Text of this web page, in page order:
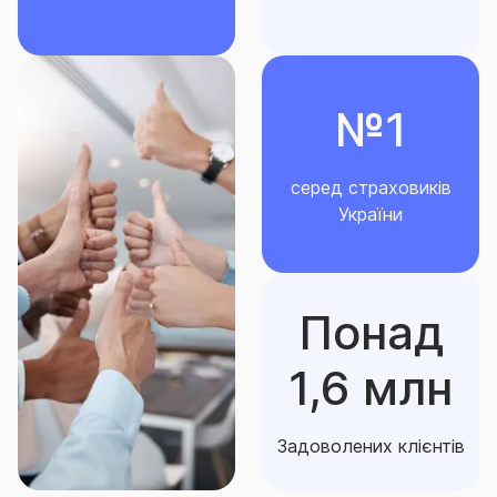
Строк дії - поліси можуть укладатися на строк: 15
календарних днів, 21 календарний день, один
місяць, два місяці, три місяці, чотири місяці, п’ять
місяців, шість місяців, сім місяців, вісім місяців,
дев’ять місяців, десять місяців, одинадцять місяців
або один рік.
Строк дії договору може бути продовжено
шляхом укладення наступного договору
страхування.
Період страхування дорівнює строку дії Договору.
Договір вступає в дію з 0 годин дати початку
строку його дії, визначеної таким договором, але
не раніше початку доби, наступної після внесення
запису про такий договір до Єдиної
№1
серед страховиків
України
Понад
1,6 млн
Задоволених клієнтів